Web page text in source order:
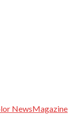
NewsMagazine